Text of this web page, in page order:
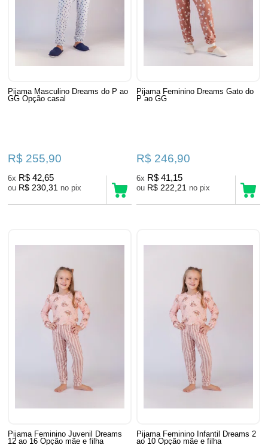
Pijama Masculino Dreams do P ao
GG Opção casal
R$ 255,90
6x R$ 42,65
ou R$ 230,31 no pix
Pijama Feminino Dreams Gato do
P ao GG
R$ 246,90
6x R$ 41,15
ou R$ 222,21 no pix
Pijama Feminino Juvenil Dreams
12 ao 16 Opção mãe e filha
Pijama Feminino Infantil Dreams 2
ao 10 Opção mãe e filha